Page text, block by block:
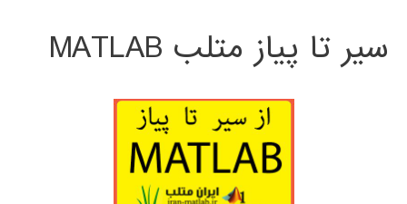
سیر تا پیاز متلب MATLAB